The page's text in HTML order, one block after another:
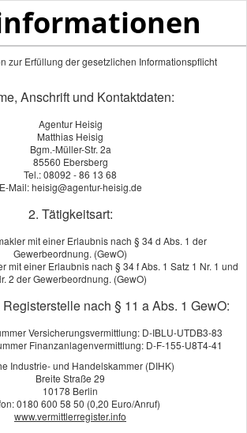
sich wohl niemand gern auseinander.
hat (Kinder, Partner, Angehörige),
finanziellen Folgen bedenken.
zahlt im Todesfall
Laufzeit und der Höhe der eingezahlten
Summe an die Hinterbliebenen
zur Erfüllung der gesetzlichen Informationspflicht
Anschrift und Kontaktdaten:
Agentur Heisig
Matthias Heisig
Bgm.-Müller-Str. 2a
85560 Ebersberg
Tel.: 08092 - 86 13 68
E-Mail: heisig@agentur-heisig.de
2. Tätigkeitsart:
mit einer Erlaubnis nach § 34 d Abs. 1 der
Gewerbeordnung. (GewO)
mit einer Erlaubnis nach § 34 f Abs. 1 Satz 1 Nr. 1 und
2 der Gewerbeordnung. (GewO)
nach § 11 a Abs. 1 GewO:
Versicherungsvermittlung: D-IBLU-UTDB3-83
Finanzanlagenvermittlung: D-F-155-U8T4-41
Industrie- und Handelskammer (DIHK)
Breite Straße 29
10178 Berlin
0180 600 58 50 (0,20 Euro/Anruf)
www.vermittlerregister.info